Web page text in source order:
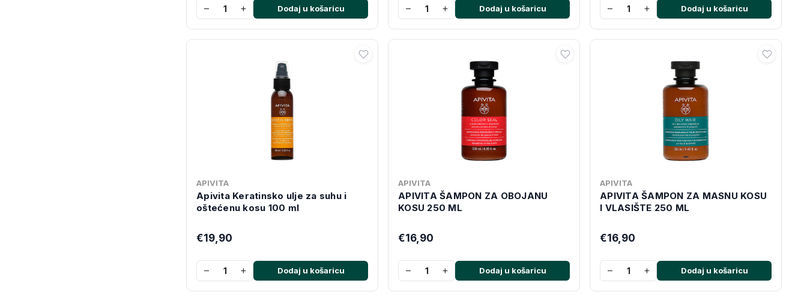
− + Dodaj u košaricu − + Dodaj u košaricu − + Dodaj u košaricu
APIVITA
Apivita Keratinsko ulje za suhu i
oštećenu kosu 100 ml
€19,90
− + Dodaj u košaricu
APIVITA
APIVITA ŠAMPON ZA OBOJANU
KOSU 250 ML
€16,90
− + Dodaj u košaricu
APIVITA
APIVITA ŠAMPON ZA MASNU KOSU
I VLASIŠTE 250 ML
€16,90
− + Dodaj u košaricu